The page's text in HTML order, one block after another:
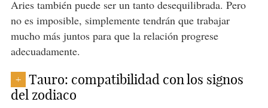
Aries también puede ser un tanto desequilibrada. Pero
no es imposible, simplemente tendrán que trabajar
mucho más juntos para que la relación progrese
adecuadamente.
+
Tauro: compatibilidad con los signos
del zodiaco